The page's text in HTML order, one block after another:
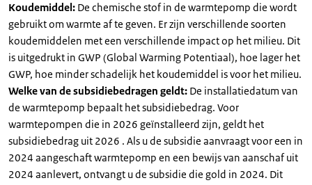
Koudemiddel: De chemische stof in de warmtepomp die wordt
gebruikt om warmte af te geven. Er zijn verschillende soorten
koudemiddelen met een verschillende impact op het milieu. Dit
is uitgedrukt in GWP (Global Warming Potentiaal), hoe lager het
GWP, hoe minder schadelijk het koudemiddel is voor het milieu.
Welke van de subsidiebedragen geldt: De installatiedatum van
de warmtepomp bepaalt het subsidiebedrag. Voor
warmtepompen die in 2026 geïnstalleerd zijn, geldt het
subsidiebedrag uit 2026 . Als u de subsidie aanvraagt voor een in
2024 aangeschaft warmtepomp en een bewijs van aanschaf uit
2024 aanlevert, ontvangt u de subsidie die gold in 2024. Dit